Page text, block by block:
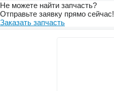
Не можете найти запчасть?
Отправьте заявку прямо сейчас!
Заказать запчасть